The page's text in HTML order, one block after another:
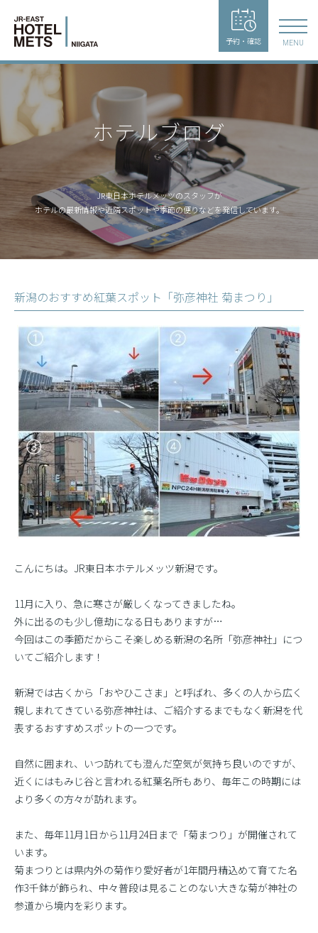
予約・確認 MENU
ホテルブログ
JR東日本ホテルメッツのスタッフが
ホテルの最新情報や近隣スポットや季節の便りなどを発信しています。
新潟のおすすめ紅葉スポット「弥彦神社 菊まつり」
こんにちは。JR東日本ホテルメッツ新潟です。
11月に入り、急に寒さが厳しくなってきましたね。
外に出るのも少し億劫になる日もありますが…
今回はこの季節だからこそ楽しめる新潟の名所「弥彦神社」につ
いてご紹介します！
新潟では古くから「おやひこさま」と呼ばれ、多くの人から広く
親しまれてきている弥彦神社は、ご紹介するまでもなく新潟を代
表するおすすめスポットの一つです。
自然に囲まれ、いつ訪れても澄んだ空気が気持ち良いのですが、
近くにはもみじ谷と言われる紅葉名所もあり、毎年この時期には
より多くの方々が訪れます。
また、毎年11月1日から11月24日まで「菊まつり」が開催されて
います。
菊まつりとは県内外の菊作り愛好者が1年間丹精込めて育てた名
作3千鉢が飾られ、中々普段は見ることのない大きな菊が神社の
参道から境内を彩ります。